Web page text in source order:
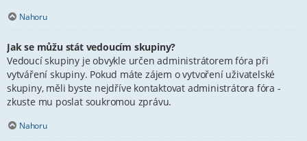
Nahoru
Jak se můžu stát vedoucím skupiny?
Vedoucí skupiny je obvykle určen administrátorem fóra při
vytváření skupiny. Pokud máte zájem o vytvoření uživatelské
skupiny, měli byste nejdříve kontaktovat administrátora fóra -
zkuste mu poslat soukromou zprávu.
Nahoru